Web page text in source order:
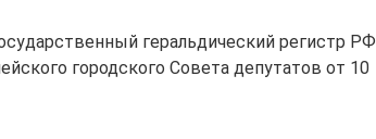
геральдический регистр РФ
городского Совета депутатов от 10